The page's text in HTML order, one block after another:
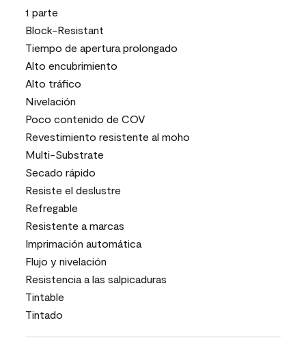
1 parte
Block-Resistant
Tiempo de apertura prolongado
Alto encubrimiento
Alto tráfico
Nivelación
Poco contenido de COV
Revestimiento resistente al moho
Multi-Substrate
Secado rápido
Resiste el deslustre
Refregable
Resistente a marcas
Imprimación automática
Flujo y nivelación
Resistencia a las salpicaduras
Tintable
Tintado